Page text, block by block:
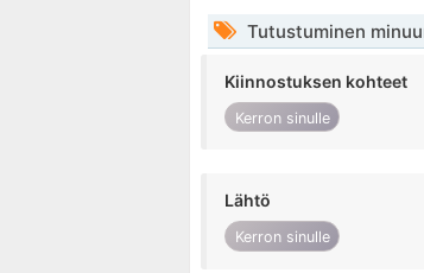
Tutustuminen
Kiinnostuksen kohteet
Kerron sinulle
Lähtö
Kerron sinulle